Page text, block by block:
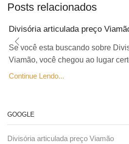
Posts relacionados
Divisória articulada preço
Se você esta buscando sobre
Viamão, você chegou ao lugar
Continue Lendo...
GOOGLE
Divisória articulada preço Viamão